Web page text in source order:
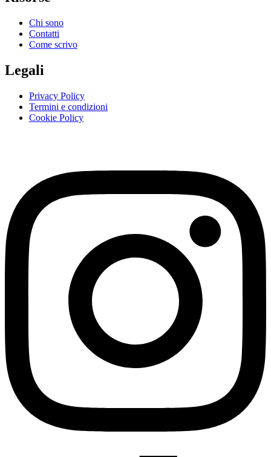
Chi sono
Contatti
Come scrivo
Legali
Privacy Policy
Termini e condizioni
Cookie Policy